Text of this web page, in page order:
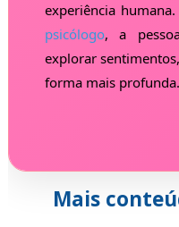
experiência
psicólogo, a
explorar
forma mais profunda.
Mais